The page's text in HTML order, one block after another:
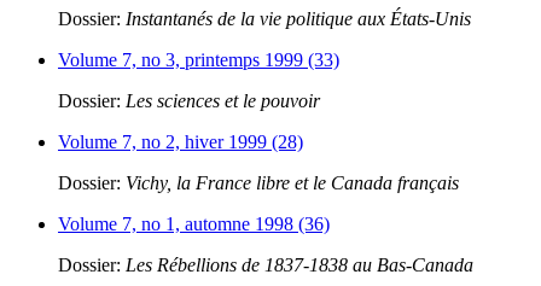
Dossier: Instantanés de la vie politique aux États-Unis
Volume 7, no 3, printemps 1999 (33)
Dossier: Les sciences et le pouvoir
Volume 7, no 2, hiver 1999 (28)
Dossier: Vichy, la France libre et le Canada français
Volume 7, no 1, automne 1998 (36)
Dossier: Les Rébellions de 1837-1838 au Bas-Canada